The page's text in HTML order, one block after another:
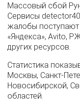
Массовый сбой
Сервисы
жалобы поступают
«Яндекса», Avito,
других ресурсов.
Статистика
Москвы, Санкт-
Новосибирской,
областей.